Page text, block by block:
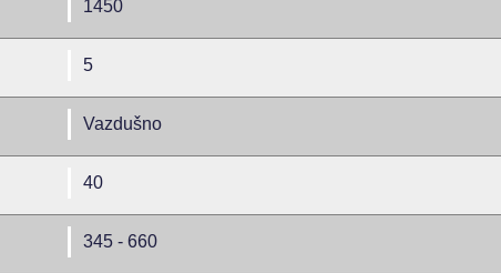
1450
5
Vazdušno
40
345 - 660